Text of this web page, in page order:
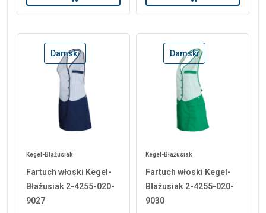
Damski
Kegel-Błażusiak
Fartuch włoski Kegel-
Błażusiak 2-4255-020-
9027
Damski
Kegel-Błażusiak
Fartuch włoski Kegel-
Błażusiak 2-4255-020-
9030